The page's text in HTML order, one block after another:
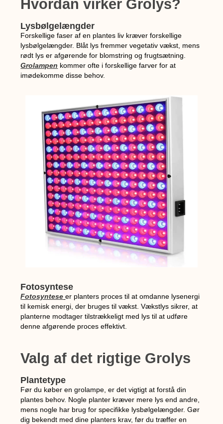
Hvordan virker Grolys?
Lysbølgelængder
Forskellige faser af en plantes liv kræver forskellige
lysbølgelængder. Blåt lys fremmer vegetativ vækst, mens
rødt lys er afgørende for blomstring og frugtsætning.
Grolampen kommer ofte i forskellige farver for at
imødekomme disse behov.
Fotosyntese
Fotosyntese er planters proces til at omdanne lysenergi
til kemisk energi, der bruges til vækst. Vækstlys sikrer, at
planterne modtager tilstrækkeligt med lys til at udføre
denne afgørende proces effektivt.
Valg af det rigtige Grolys
Plantetype
Før du køber en grolampe, er det vigtigt at forstå din
plantes behov. Nogle planter kræver mere lys end andre,
mens nogle har brug for specifikke lysbølgelængder. Gør
dig bekendt med dine planters krav, før du træffer en